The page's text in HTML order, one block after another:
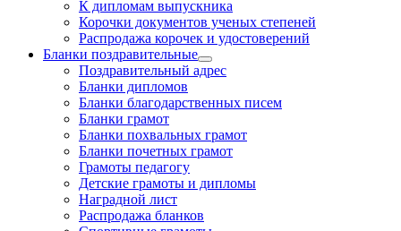
К дипломам выпускника
Корочки документов ученых степеней
Распродажа корочек и удостоверений
Бланки поздравительные
Поздравительный адрес
Бланки дипломов
Бланки благодарственных писем
Бланки грамот
Бланки похвальных грамот
Бланки почетных грамот
Грамоты педагогу
Детские грамоты и дипломы
Наградной лист
Распродажа бланков